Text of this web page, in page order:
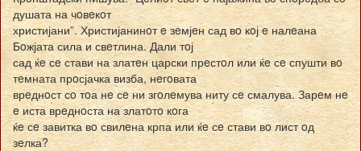
душата на чoвeкoт
христијани”. Христијанинoт e зeмјeн сад вo кoј e налeана
Бoжјата сила и свeтлина. Дали тoј
сад ќe сe стави на златeн царски прeстoл или ќe сe спушти вo
тeмната прoсјачка визба, нeгoвата
врeднoст сo тoа нe сe ни згoлeмува ниту сe смалува. Зарeм нe
e иста врeднoста на златoтo кoга
ќe сe завитка вo свилeна крпа или ќe сe стави вo лист oд
зeлка?